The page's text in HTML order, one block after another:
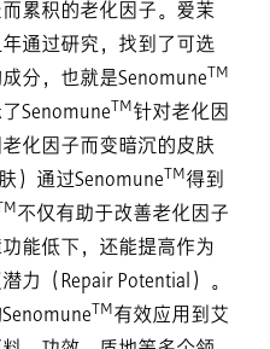
累积的老化因子。爱茉
通过研究，找到了可选
分，也就是SenomuneTM
SenomuneTM 针对老化因
化因子而变暗沉的皮肤
）通过SenomuneTM 得到
不仅有助于改善老化因子
能低下，还能提高作为
力（Repair Potential）。
TM 有效应用到艾